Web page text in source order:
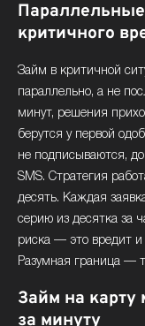
Параллельные
критичного
Займ в критичной
параллельно, а не
минут, решения
берутся у первой
не подписываются,
SMS. Стратегия
десять. Каждая
серию из десятка за
риска — это вредит
Разумная граница —
Займ на карту
за минуту